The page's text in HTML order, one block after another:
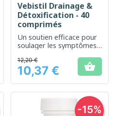
Vebistil Drainage &
Détoxification - 40
comprimés
Un soutien efficace pour
soulager les symptômes
Prix
12,20 €
10,37 € 
-15%